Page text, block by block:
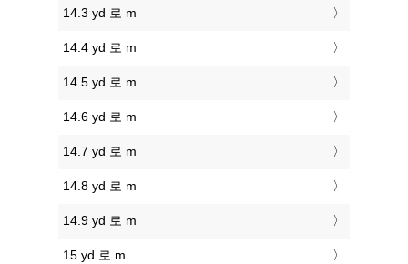
14.3 yd 로 m
14.4 yd 로 m
14.5 yd 로 m
14.6 yd 로 m
14.7 yd 로 m
14.8 yd 로 m
14.9 yd 로 m
15 yd 로 m